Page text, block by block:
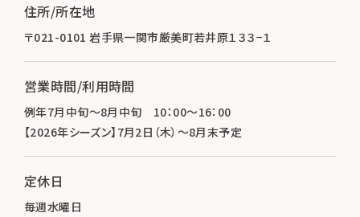
住所/所在地
〒021-0101 岩手県一関市厳美町若井原１３３−１
営業時間/利用時間
例年7月中旬～8月中旬 10：00～16：00
【2026年シーズン】7月2日（木）～8月末予定
定休日
毎週水曜日